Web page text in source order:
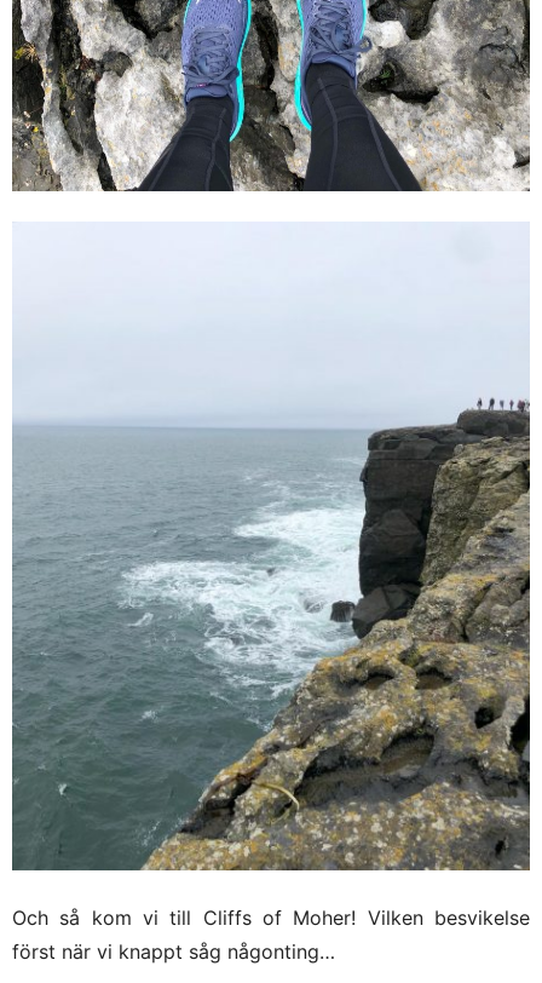
Och så kom vi till Cliffs of Moher! Vilken besvikelse
först när vi knappt såg någonting…